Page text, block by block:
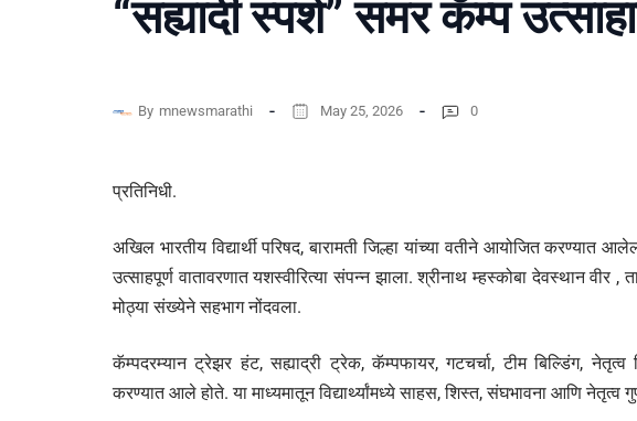
“सह्यादी स्पर्श” समर कॅम्प
By mnewsmarathi May 25, 2026 0
प्रतिनिधी.
अखिल भारतीय विद्यार्थी परिषद, बारामती जिल्हा यांच्या वतीने आयोजित करण्यात
उत्साहपूर्ण वातावरणात यशस्वीरित्या संपन्न झाला. श्रीनाथ म्हस्कोबा देवस्थान वीर ,
मोठ्या संख्येने सहभाग नोंदवला.
कॅम्पदरम्यान ट्रेझर हंट, सह्याद्री ट्रेक, कॅम्पफायर, गटचर्चा, टीम बिल्डिंग,
करण्यात आले होते. या माध्यमातून विद्यार्थ्यांमध्ये साहस, शिस्त, संघभावना आणि